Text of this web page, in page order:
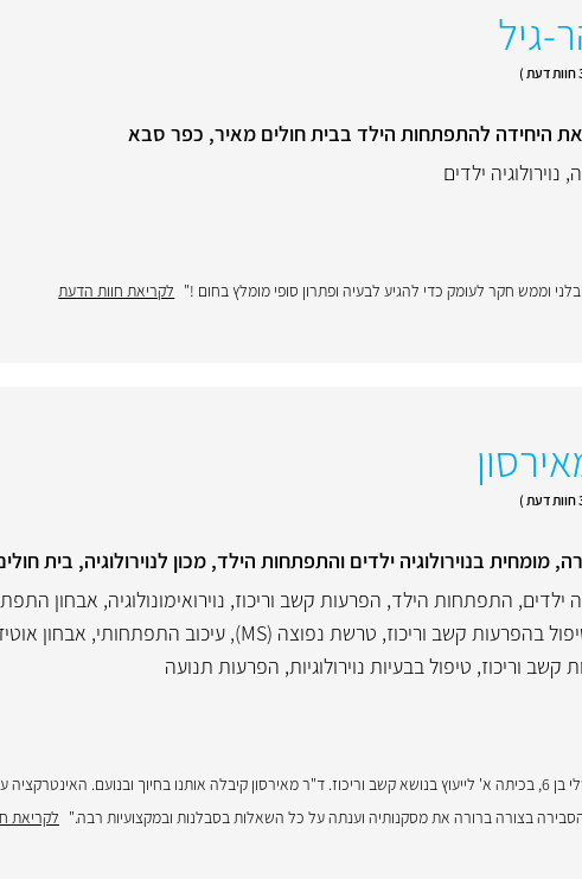
גיל
, נוירולוגיה ילדים
וממש חקר לעומק כדי להגיע לבעיה ופתרון סופי מומלץ בחום !" לקריאת חוות הדעת
מומחית בנוירולוגיה ילדים והתפתחות הילד, מכון לנוירולוגיה, בית
ילדים, התפתחות הילד, הפרעות קשב וריכוז, נוירואימונולוגיה, אבחון
בהפרעות קשב וריכוז, טרשת נפוצה (MS) , עיכוב התפתחותי, אבחון
קשב וריכוז, טיפול בבעיות נוירולוגיות, הפרעות תנועה
"הגעתי עם הבן שלי בן 6, בכיתה א' לייעוץ בנושא קשב וריכוז. ד"ר מאירסון קיבלה אותנו בחיוך ובנועם.
בצורה ברורה את מסקנותיה וענתה על כל השאלות בסבלנות ובמקצועיות רבה." לקריאת